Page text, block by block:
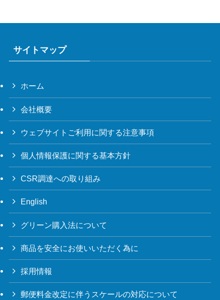
サイトマップ
ホーム
会社概要
ウェブサイトご利用に関する注意事項
個人情報保護に関する基本方針
CSR調達への取り組み
English
グリーン購入法について
商品を安全にお使いいただく為に
採用情報
郵便料金改定に伴うスケールの対応について